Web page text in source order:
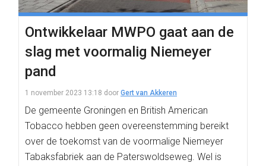
Ontwikkelaar MWPO gaat aan de
slag met voormalig Niemeyer
pand
1 november 2023 13:18 door Gert van Akkeren
De gemeente Groningen en British American
Tobacco hebben geen overeenstemming bereikt
over de toekomst van de voormalige Niemeyer
Tabaksfabriek aan de Paterswoldseweg. Wel is